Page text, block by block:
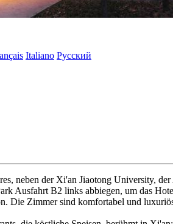
Italiano Русский
neben der Xi'an Jiaotong University,
Ausfahrt B2 links abbiegen, um das
Die Zimmer sind komfortabel und